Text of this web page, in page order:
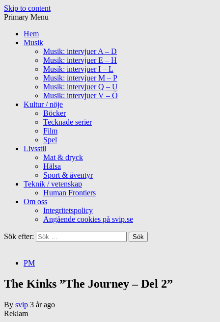
Skip to content
Primary Menu
Hem
Musik
Musik: intervjuer A – D
Musik: intervjuer E – H
Musik: intervjuer I – L
Musik: intervjuer M – P
Musik: intervjuer Q – U
Musik: intervjuer V – Ö
Kultur / nöje
Böcker
Tecknade serier
Film
Spel
Livsstil
Mat & dryck
Hälsa
Sport & äventyr
Teknik / vetenskap
Human Frontiers
Om oss
Integritetspolicy
Angående cookies på svip.se
Sök efter:
PM
The Kinks ”The Journey – Del 2”
By svip 3 år ago
Reklam